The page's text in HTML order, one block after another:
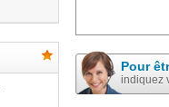
Pour
indiquez